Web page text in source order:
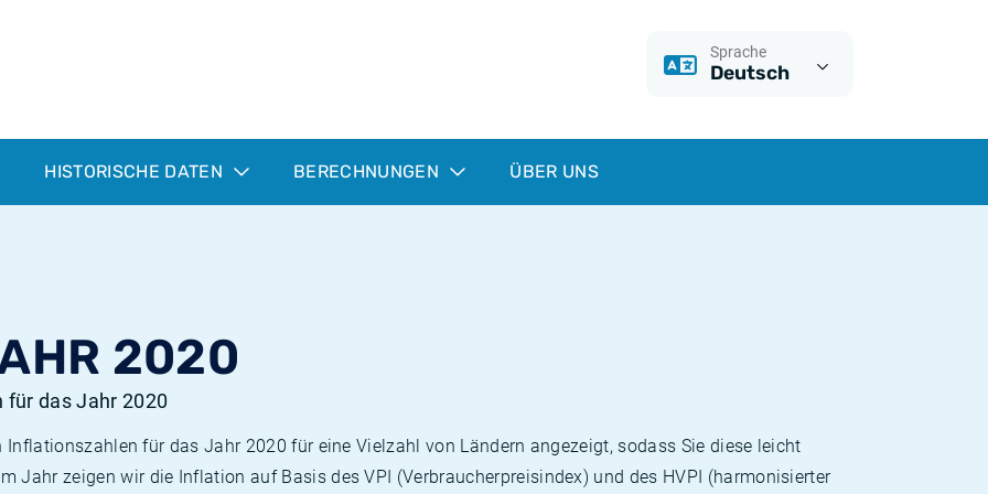
Sprache
Deutsch
HISTORISCHE DATEN BERECHNUNGEN ÜBER UNS
2020
das Jahr 2020
für das Jahr 2020 für eine Vielzahl von Ländern angezeigt, sodass Sie diese leicht
Jahr zeigen wir die Inflation auf Basis des VPI (Verbraucherpreisindex) und des HVPI (harmonisierter